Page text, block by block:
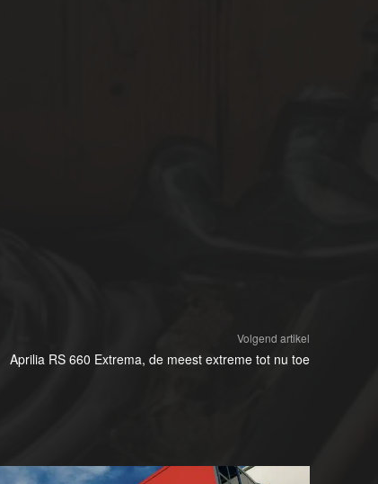
Volgend artikel
Aprilia RS 660 Extrema, de meest extreme tot nu toe